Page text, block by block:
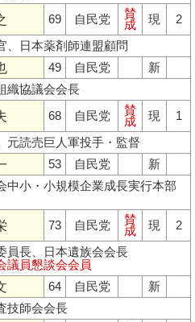
69 自民党
賛
成
現 2
、日本薬剤師連盟顧問
49 自民党
新
織協議会会長
68 自民党
賛
成
現 1
元読売巨人軍投手・監督
53 自民党
新
中小・小規模企業成長実行本部
73 自民党
賛
成
現 2
員長、日本遺族会会長
議員懇談会会員
64 自民党
新
技師会会長